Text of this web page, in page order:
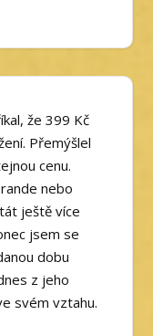
že 399 Kč
Přemýšlel
cenu.
nebo
ještě více
jsem se
dobu
z jeho
svém vztahu.